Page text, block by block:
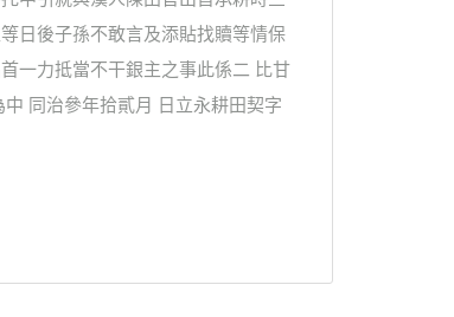
日後子孫不敢言及添貼找贖等情保
一力抵當不干銀主之事此係二 比甘
同治參年拾貳月 日立永耕田契字